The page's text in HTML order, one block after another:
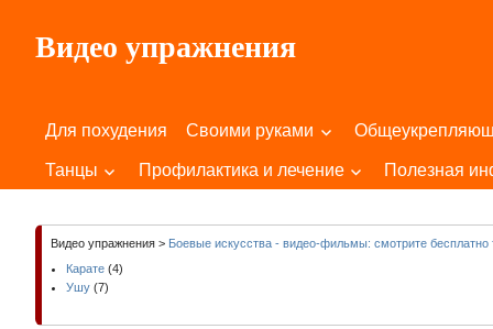
содержимому
Видео упражнения
Вашего
Для похудения Своими руками
Танцы Профилактика и лечение Полезная
Видео упражнения > Боевые искусства - видео-фильмы: смотрите бесплатно
Карате(4)
Ушу(7)